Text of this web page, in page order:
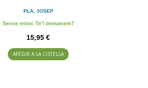
PLA, JOSEP
Sense estoc Te'l demanem?
15,95 €
AFEGIR A LA CISTELLA